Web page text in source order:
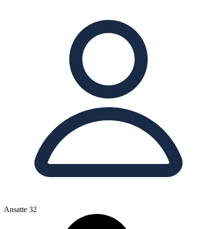
Ansatte 32